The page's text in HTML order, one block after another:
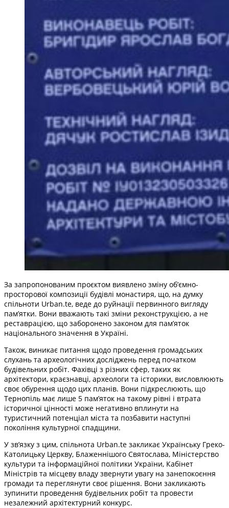
За запропонованим проєктом виявлено зміну об’ємно-
просторової композиції будівлі монастиря, що, на думку
спільноти Urban.te, веде до руйнації первинного вигляду
пам’ятки. Вони вважають такі зміни реконструкцією, а не
реставрацією, що заборонено законом для пам’яток
національного значення в Україні.
Також, виникає питання щодо проведення громадських
слухань та археологічних досліджень перед початком
будівельних робіт. Фахівці з різних сфер, таких як
архітектори, краєзнавці, археологи та історики, висловлюють
своє обурення щодо цих планів. Вони підкреслюють, що
Тернопіль має лише 5 пам’яток на такому рівні і втрата
історичної цінності може негативно вплинути на
туристичний потенціал міста та позбавити наступні
покоління культурної спадщини.
У зв’язку з цим, спільнота Urban.te закликає Українську Греко-
Католицьку Церкву, Блаженнішого Святослава, Міністерство
культури та інформаційної політики України, Кабінет
Міністрів та місцеву владу звернути увагу на занепокоєння
громади та переглянути своє рішення. Вони закликають
зупинити проведення будівельних робіт та провести
незалежний архітектурний конкурс.